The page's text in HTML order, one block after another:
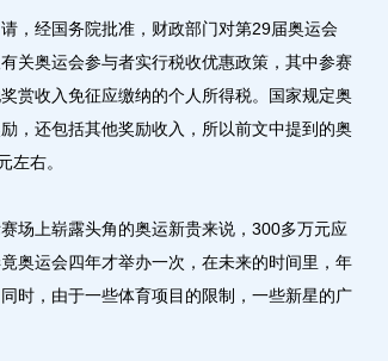
经国务院批准，财政部门对第29届奥运会
关奥运会参与者实行税收优惠政策，其中参赛
赏收入免征应缴纳的个人所得税。国家规定奥
，还包括其他奖励收入，所以前文中提到的奥
左右。
上崭露头角的奥运新贵来说，300多万元应
奥运会四年才举办一次，在未来的时间里，年
时，由于一些体育项目的限制，一些新星的广